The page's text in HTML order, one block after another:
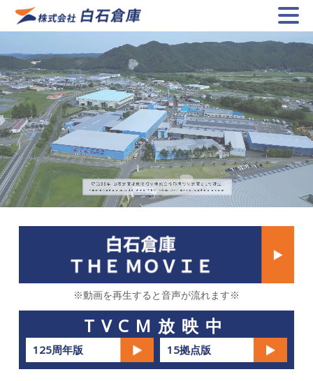
※動画を再生すると音声が流れます※
TVCM放映中
125周年版 15拠点版